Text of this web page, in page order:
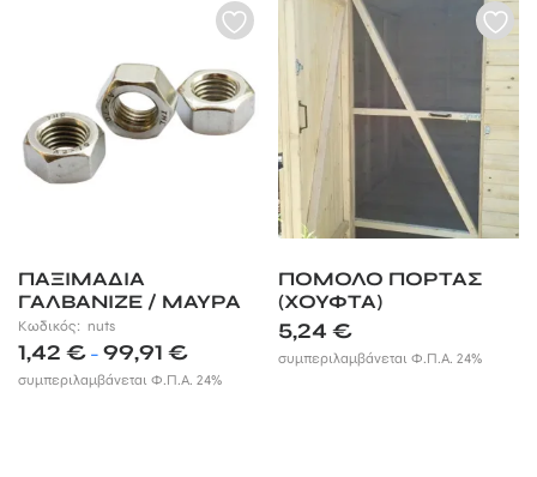
ΠΑΞΙΜΑΔΙA
ΓΑΛΒΑΝΙΖΕ / ΜΑΥΡΑ
Κωδικός: nuts
1,42 € – 99,91 €
range:
συμπεριλαμβάνεται Φ.Π.Α. 24%
ΠΟΜΟΛΟ ΠΟΡΤΑΣ
(ΧΟΥΦΤΑ)
5,24€
συμπεριλαμβάνεται Φ.Π.Α. 24%